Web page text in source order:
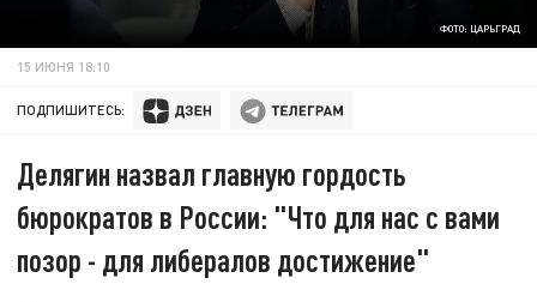
ФОТО: ЦАРЬГРАД
15 ИЮНЯ 18:10
ПОДПИШИТЕСЬ:
Делягин назвал главную гордость
бюрократов в России: "Что для нас с вами
позор - для либералов достижение"